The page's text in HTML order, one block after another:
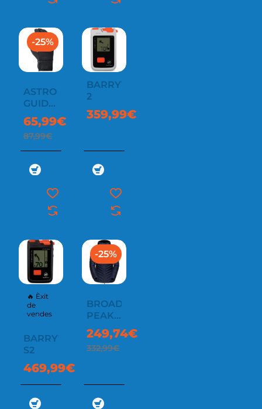
-25%
ASTRO
GUIDE
SO
65,99€
87,99€
BARRYVOX
2
359,99€
🔥 Èxit
de
vendes
BARRYVOX
S2
469,99€
-25%
BROAD
PEAK
JACKET
MEN
249,74€
332,99€